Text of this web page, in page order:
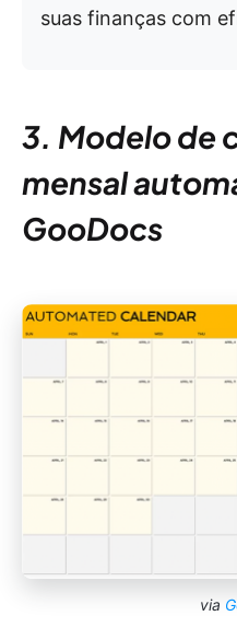
suas finanças com
3. Modelo de
mensal
GooDocs
via